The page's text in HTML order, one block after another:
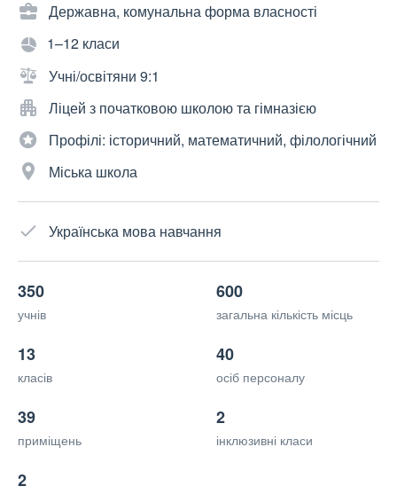
Державна, комунальна форма власності
1–12 класи
Учні/освітяни 9:1
Ліцей з початковою школою та гімназією
Профілі: історичний, математичний, філологічний
Міська школа
Українська мова навчання
350
учнів
600
загальна кількість місць
13
класів
40
осіб персоналу
39
приміщень
2
інклюзивні класи
2